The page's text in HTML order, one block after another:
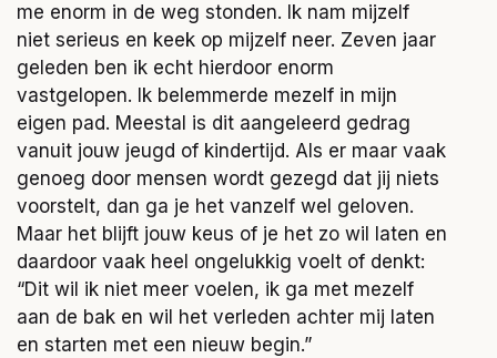
me enorm in de weg stonden. Ik nam mijzelf
niet serieus en keek op mijzelf neer. Zeven jaar
geleden ben ik echt hierdoor enorm
vastgelopen. Ik belemmerde mezelf in mijn
eigen pad. Meestal is dit aangeleerd gedrag
vanuit jouw jeugd of kindertijd. Als er maar vaak
genoeg door mensen wordt gezegd dat jij niets
voorstelt, dan ga je het vanzelf wel geloven.
Maar het blijft jouw keus of je het zo wil laten en
daardoor vaak heel ongelukkig voelt of denkt:
“Dit wil ik niet meer voelen, ik ga met mezelf
aan de bak en wil het verleden achter mij laten
en starten met een nieuw begin.”